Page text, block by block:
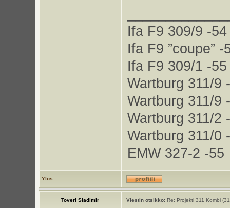
Ifa F9 309/9 -54
Ifa F9 ”coupe” -
Ifa F9 309/1 -55
Wartburg 311/9
Wartburg 311/9
Wartburg 311/2
Wartburg 311/0
EMW 327-2 -55
Ylös
Toveri Sladimir Viestin otsikko:Re: Projekti 311 Kombi